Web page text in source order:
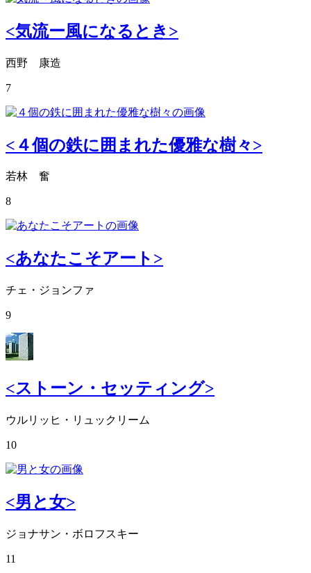
<気流ー風になるとき>
西野 康造
7
<４個の鉄に囲まれた優雅な樹々>
若林 奮
8
<あなたこそアート>
チェ・ジョンファ
9
<ストーン・セッティング>
ウルリッヒ・リュックリーム
10
<男と女>
ジョナサン・ボロフスキー
11